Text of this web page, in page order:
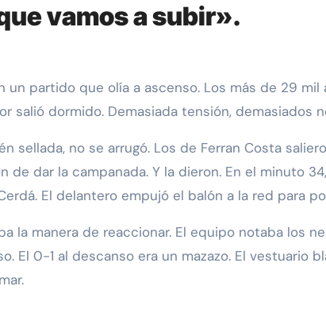
vamos a subir».
un partido que olía a ascenso. Los más de 29
salió dormido. Demasiada tensión, demasiados
sellada, no se arrugó. Los de Ferran Costa
dar la campanada. Y la dieron. En el minuto
El delantero empujó el balón a la red para
la manera de reaccionar. El equipo notaba los
El 0-1 al descanso era un mazazo. El vestuario